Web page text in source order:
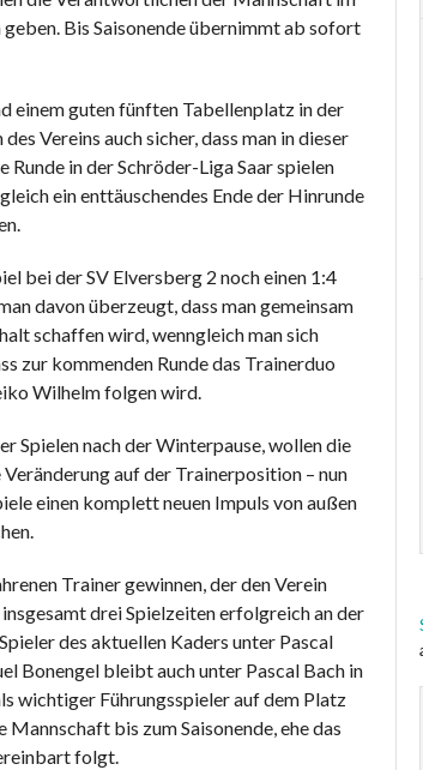
Bis Saisonende übernimmt ab sofort
einem guten fünften Tabellenplatz in der
Vereins auch sicher, dass man in dieser
Runde in der Schröder-Liga Saar spielen
ein enttäuschendes Ende der Hinrunde
bei der SV Elversberg 2 noch einen 1:4
davon überzeugt, dass man gemeinsam
schaffen wird, wenngleich man sich
zur kommenden Runde das Trainerduo
Wilhelm folgen wird.
Spielen nach der Winterpause, wollen die
auf der Trainerposition – nun
einen komplett neuen Impuls von außen
Trainer gewinnen, der den Verein
drei Spielzeiten erfolgreich an der
des aktuellen Kaders unter Pascal
Bonengel bleibt auch unter Pascal Bach in
wichtiger Führungsspieler auf dem Platz
bis zum Saisonende, ehe das
folgt.